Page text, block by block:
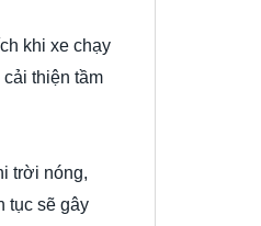
khi xe chạy
thiện tầm
trời nóng,
tục sẽ gây